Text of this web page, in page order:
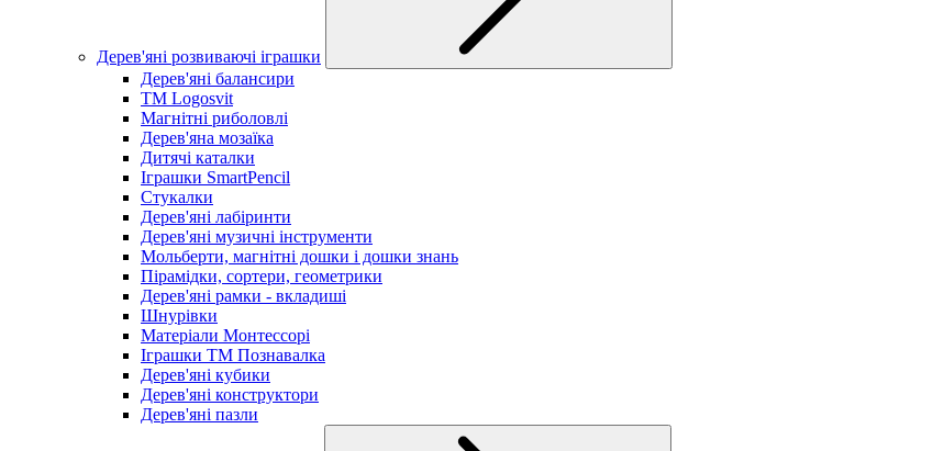
Дерев'яні розвиваючі іграшки
Дерев'яні балансири
TM Logosvit
Магнітні риболовлі
Дерев'яна мозаїка
Дитячі каталки
Іграшки SmartPencil
Стукалки
Дерев'яні лабіринти
Дерев'яні музичні інструменти
Мольберти, магнітні дошки і дошки знань
Пірамідки, сортери, геометрики
Дерев'яні рамки - вкладиші
Шнурівки
Матеріали Монтессорі
Іграшки ТМ Познавалка
Дерев'яні кубики
Дерев'яні конструктори
Дерев'яні пазли